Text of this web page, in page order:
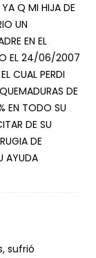
YA Q MI HIJA DE
UN
EN EL
EL 24/06/2007
CUAL PERDI
DE
EN TODO SU
DE SU
DE
AYUDA
sufrió